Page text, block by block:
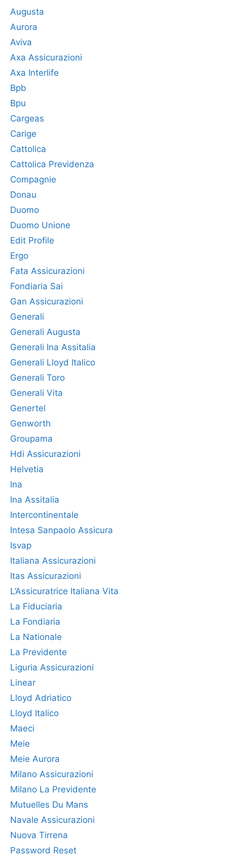
Augusta
Aurora
Aviva
Axa Assicurazioni
Axa Interlife
Bpb
Bpu
Cargeas
Carige
Cattolica
Cattolica Previdenza
Compagnie
Donau
Duomo
Duomo Unione
Edit Profile
Ergo
Fata Assicurazioni
Fondiaria Sai
Gan Assicurazioni
Generali
Generali Augusta
Generali Ina Assitalia
Generali Lloyd Italico
Generali Toro
Generali Vita
Genertel
Genworth
Groupama
Hdi Assicurazioni
Helvetia
Ina
Ina Assitalia
Intercontinentale
Intesa Sanpaolo Assicura
Isvap
Italiana Assicurazioni
Itas Assicurazioni
L’Assicuratrice Italiana Vita
La Fiduciaria
La Fondiaria
La Nationale
La Previdente
Liguria Assicurazioni
Linear
Lloyd Adriatico
Lloyd Italico
Maeci
Meie
Meie Aurora
Milano Assicurazioni
Milano La Previdente
Mutuelles Du Mans
Navale Assicurazioni
Nuova Tirrena
Password Reset